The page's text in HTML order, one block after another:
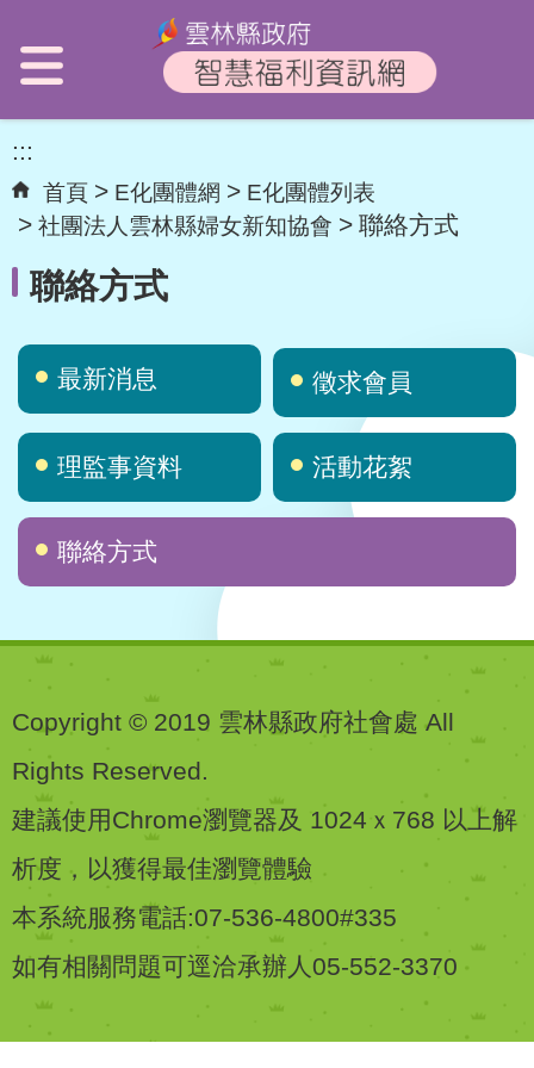
:::
首頁 E化團體網
E化團體列表
社團法人雲林縣婦女新知協會
聯絡方式
聯絡方式
最新消息 徵求會員
理監事資料 活動花絮
聯絡方式
Copyright © 2019 雲林縣政府社會處 All
Rights Reserved.
建議使用Chrome瀏覽器及 1024ｘ768 以上解
析度，以獲得最佳瀏覽體驗
本系統服務電話:07-536-4800#335
如有相關問題可逕洽承辦人05-552-3370